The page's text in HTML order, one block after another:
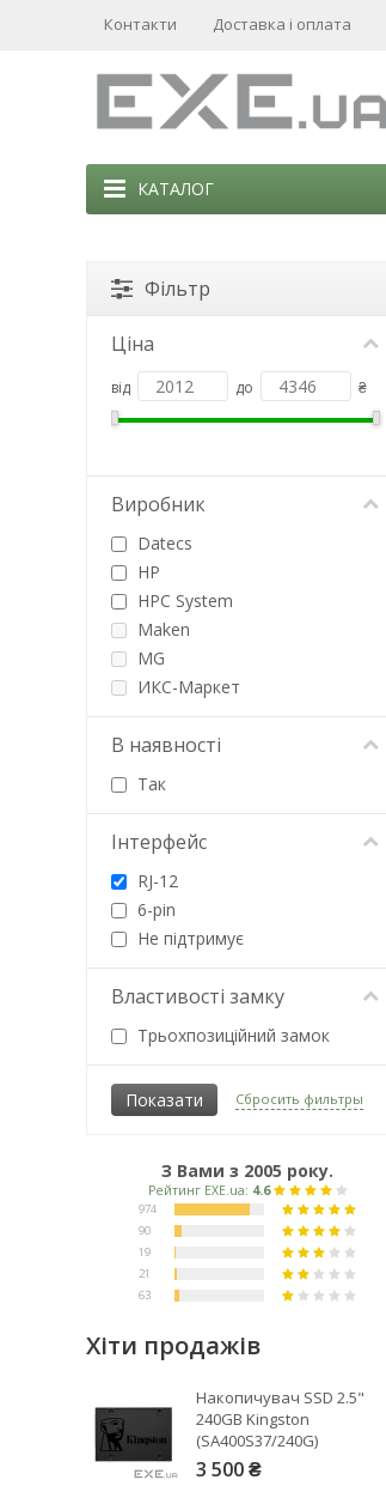
Контакти Доставка і оплата
КАТАЛОГ
Фільтр
Ціна
від до ₴
Виробник
Datecs
HP
HPC System
Maken
MG
ИКС-Маркет
В наявності
Так
Інтерфейс
RJ-12
6-pin
Не підтримує
Властивості замку
Трьохпозиційний замок
Сбросить фильтры
З Вами з 2005 року.
Хіти продажів
Накопичувач SSD 2.5"
240GB Kingston
(SA400S37/240G)
3 500 ₴